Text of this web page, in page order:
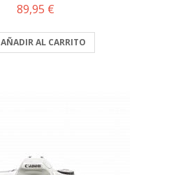
Precio
89,95 €
AÑADIR AL CARRITO